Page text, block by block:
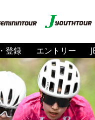
登録 エントリー